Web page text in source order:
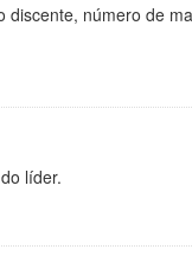
número de
líder.